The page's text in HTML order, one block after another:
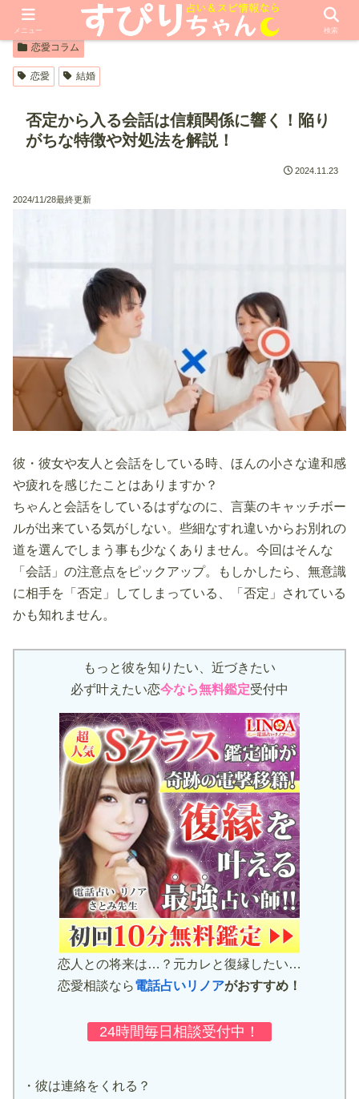
【PR】本ページはプロモーションが含まれています
恋愛コラム
恋愛 結婚
否定から入る会話は信頼関係に響く！陥り
がちな特徴や対処法を解説！
2024.11.23
2024/11/28最終更新
彼・彼女や友人と会話をしている時、ほんの小さな違和感
や疲れを感じたことはありますか？
ちゃんと会話をしているはずなのに、言葉のキャッチボー
ルが出来ている気がしない。些細なすれ違いからお別れの
道を選んでしまう事も少なくありません。今回はそんな
「会話」の注意点をピックアップ。もしかしたら、無意識
に相手を「否定」してしまっている、「否定」されている
かも知れません。
もっと彼を知りたい、近づきたい
必ず叶えたい恋今なら無料鑑定受付中
恋人との将来は…？元カレと復縁したい…
恋愛相談なら電話占いリノアがおすすめ！
24時間毎日相談受付中！
・彼は連絡をくれる？
メニュー 検索